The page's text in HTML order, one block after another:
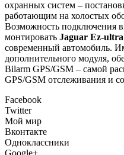
охранных систем –
работающим на холостых
Возможность подключения
монтировать Jaguar Ez-ultra
современный автомобиль.
дополнительного модуля,
Bilarm GPS/GSM – самой
GPS/GSM отслеживания и
Facebook
Twitter
Мой мир
Вконтакте
Одноклассники
Google+